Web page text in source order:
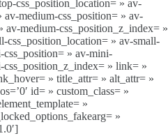
css_position_location= » av-
medium-css_position= » av-
av-medium-css_position_z_index= »
css_position_location= » av-small-
» av-mini-
» link= »
» title_attr= » alt_attr= »
id= » custom_class= »
»
»